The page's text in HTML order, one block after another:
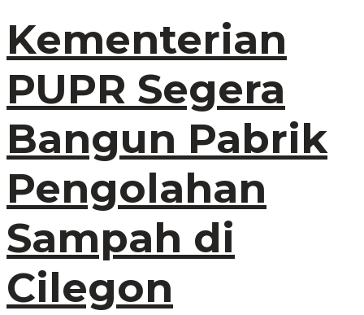
Kementerian
PUPR Segera
Bangun Pabrik
Pengolahan
Sampah di
Cilegon